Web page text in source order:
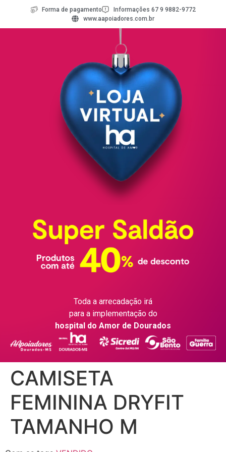
Forma de pagamento
Informações 67 9 9882-9772
www.aapoiadores.com.br
Toda a arrecadação irá
para a implementação do
hospital do Amor de Dourados
CAMISETA
FEMININA DRYFIT
TAMANHO M